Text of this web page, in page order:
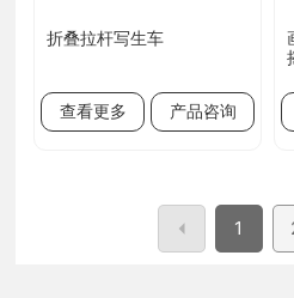
折叠拉杆写生车
查看更多 产品咨询
1